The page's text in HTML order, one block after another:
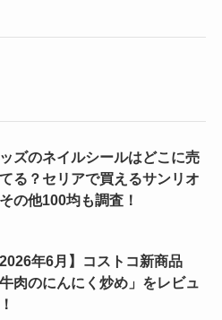
ズのネイルシールはどこに売
る？セリアで買えるサンリオ
の他100均も調査！
2026年6月】コストコ新商品
牛肉のにんにく炒め」をレビュ